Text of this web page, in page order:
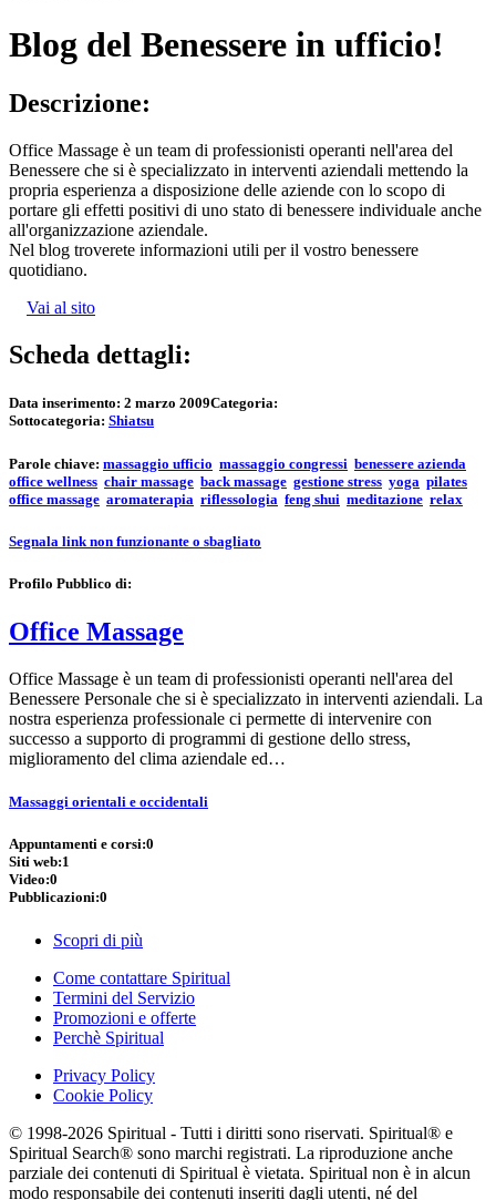
Blog del Benessere in ufficio!
Descrizione:
Office Massage è un team di professionisti operanti nell'area del
Benessere che si è specializzato in interventi aziendali mettendo la
propria esperienza a disposizione delle aziende con lo scopo di
portare gli effetti positivi di uno stato di benessere individuale anche
all'organizzazione aziendale.
Nel blog troverete informazioni utili per il vostro benessere
quotidiano.
Vai al sito
Scheda dettagli:
Data inserimento: 2 marzo 2009Categoria:
Sottocategoria: Shiatsu
Parole chiave: massaggio ufficio massaggio congressi benessere azienda
office wellness chair massage back massage gestione stress yoga pilates
office massage aromaterapia riflessologia feng shui meditazione relax
Segnala link non funzionante o sbagliato
Profilo Pubblico di:
Office Massage
Office Massage è un team di professionisti operanti nell'area del
Benessere Personale che si è specializzato in interventi aziendali. La
nostra esperienza professionale ci permette di intervenire con
successo a supporto di programmi di gestione dello stress,
miglioramento del clima aziendale ed…
Massaggi orientali e occidentali
Appuntamenti e corsi:0
Siti web:1
Video:0
Pubblicazioni:0
Scopri di più
Come contattare Spiritual
Termini del Servizio
Promozioni e offerte
Perchè Spiritual
Privacy Policy
Cookie Policy
© 1998-2026 Spiritual - Tutti i diritti sono riservati. Spiritual® e
Spiritual Search® sono marchi registrati. La riproduzione anche
parziale dei contenuti di Spiritual è vietata. Spiritual non è in alcun
modo responsabile dei contenuti inseriti dagli utenti, né del